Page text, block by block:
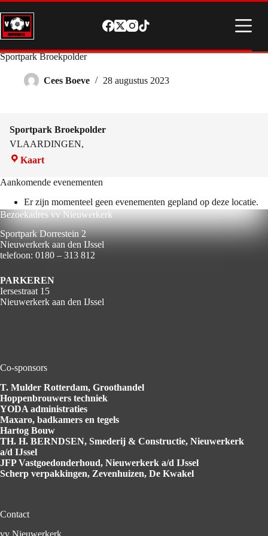
Ga
naar
de
inhoud
Sportpark Broekpolder
Cees Boeve 28 augustus 2023
Sportpark Broekpolder
VLAARDINGEN,
KaartSportpark
Aankomende evenementen
Er zijn momenteel geen evenementen gepland op deze locatie.
Bezoekadres vv Nieuwerkerk
Sportpark Dorrestein 2
Nieuwerkerk aan den IJssel
telefoon: 0180 – 313 812
PARKEREN
Iersestraat 15
Nieuwerkerk aan den IJssel
Co-sponsors
T. Mulder Rotterdam, Groothandel
Hoppenbrouwers techniek
YODA administraties
Maxaro, badkamers en tegels
Hartog Bouw
TH. H. BERNDSEN, Smederij & Constructie, Nieuwerkerk
a/d IJssel
JFP Vastgoedonderhoud, Nieuwerkerk a/d IJssel
Scherp verpakkingen, Zevenhuizen, De Kwakel
Contact
vv Nieuwerkerk